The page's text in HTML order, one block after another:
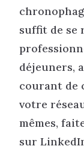
suffit de se
déjeuners,
courant de
votre
mêmes,
sur